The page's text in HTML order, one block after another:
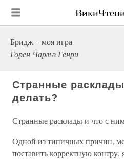
Бридж – моя игра
Горен Чарльз Генри
Странные
делать?
Странные расклады и что с
Одной из типичных причин,
поставить корректную контру,